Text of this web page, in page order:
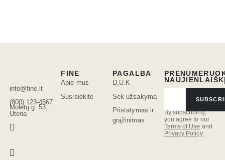
info@fine.lt
(800) 123-4567
Molėtų g. 53,
Utena
By subscribing,
you agree to our
Terms of Use and
Privacy Policy.
FINE
Apie mus
Susisiekite
PAGALBA
D.U.K
Sek užsakymą
Pristatymas ir
grąžinimas